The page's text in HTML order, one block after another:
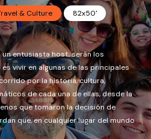
& Culture
82x50'
entusiasta host, serán los
vivir en algunas de las principales
por la historia, cultura,
de cada una de ellas, desde la
que tomaron la decisión de
que, en cualquier lugar del mundo